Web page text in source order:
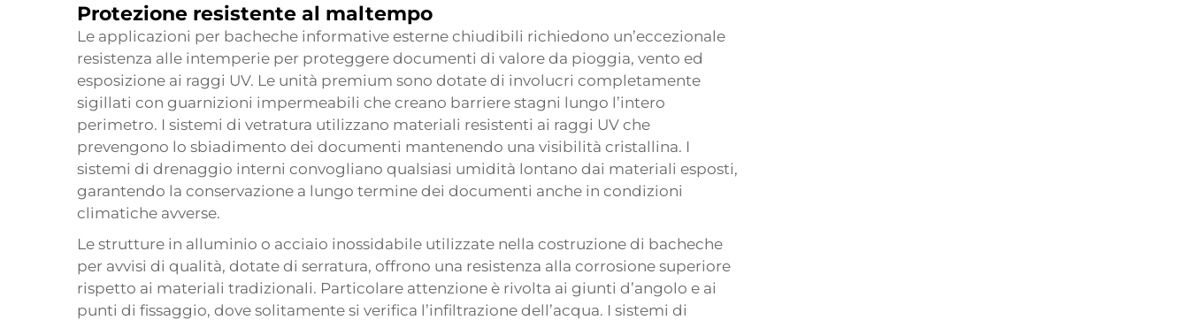
Protezione resistente al maltempo
Le applicazioni per bacheche informative esterne chiudibili richiedono un’eccezionale
resistenza alle intemperie per proteggere documenti di valore da pioggia, vento ed
esposizione ai raggi UV. Le unità premium sono dotate di involucri completamente
sigillati con guarnizioni impermeabili che creano barriere stagni lungo l’intero
perimetro. I sistemi di vetratura utilizzano materiali resistenti ai raggi UV che
prevengono lo sbiadimento dei documenti mantenendo una visibilità cristallina. I
sistemi di drenaggio interni convogliano qualsiasi umidità lontano dai materiali esposti,
garantendo la conservazione a lungo termine dei documenti anche in condizioni
climatiche avverse.
Le strutture in alluminio o acciaio inossidabile utilizzate nella costruzione di bacheche
per avvisi di qualità, dotate di serratura, offrono una resistenza alla corrosione superiore
rispetto ai materiali tradizionali. Particolare attenzione è rivolta ai giunti d’angolo e ai
punti di fissaggio, dove solitamente si verifica l’infiltrazione dell’acqua. I sistemi di